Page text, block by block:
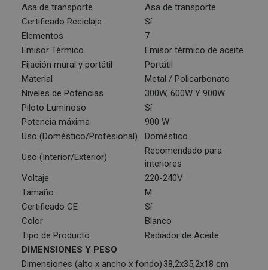
Asa de transporte
Asa de transporte
Certificado Reciclaje
Sí
Elementos
7
Emisor Térmico
Emisor térmico de aceite
Fijación mural y portátil
Portátil
Material
Metal / Policarbonato
Niveles de Potencias
300W, 600W Y 900W
Piloto Luminoso
Sí
Potencia máxima
900 W
Uso (Doméstico/Profesional)
Doméstico
Uso (Interior/Exterior)
Recomendado para
interiores
Voltaje
220-240V
Tamaño
M
Certificado CE
Sí
Color
Blanco
Tipo de Producto
Radiador de Aceite
DIMENSIONES Y PESO
Dimensiones (alto x ancho x fondo) 38,2x35,2x18 cm